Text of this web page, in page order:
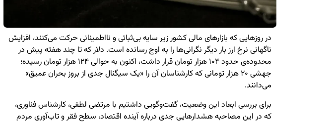
در روزهایی که بازارهای مالی کشور زیر سایه بی‌ثباتی و نااطمینانی حرکت می‌کنند، افزایش
ناگهانی نرخ ارز بار دیگر نگرانی‌ها را به اوج رسانده است. دلار که تا چند هفته پیش در
محدوده‌ی حدود ۱۰۴ هزار تومان قرار داشت، اکنون به حوالی ۱۲۴ هزار تومان رسیده؛
جهشی ۲۰ هزار تومانی که کارشناسان آن را «یک سیگنال جدی از بروز بحران عمیق»
می‌دانند.
برای بررسی ابعاد این وضعیت، گفت‌وگویی داشتیم با مرتضی لطفی، کارشناس فناوری،
که در این مصاحبه هشدارهایی جدی درباره آینده اقتصاد، سطح فقر و تاب‌آوری مردم